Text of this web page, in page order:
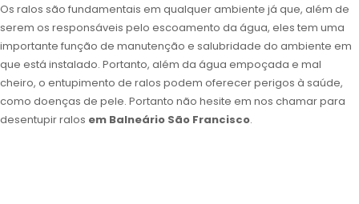
Os ralos são fundamentais em qualquer ambiente já que, além de
serem os responsáveis pelo escoamento da água, eles tem uma
importante função de manutenção e salubridade do ambiente em
que está instalado. Portanto, além da água empoçada e mal
cheiro, o entupimento de ralos podem oferecer perigos à saúde,
como doenças de pele. Portanto não hesite em nos chamar para
desentupir ralos em Balneário São Francisco.